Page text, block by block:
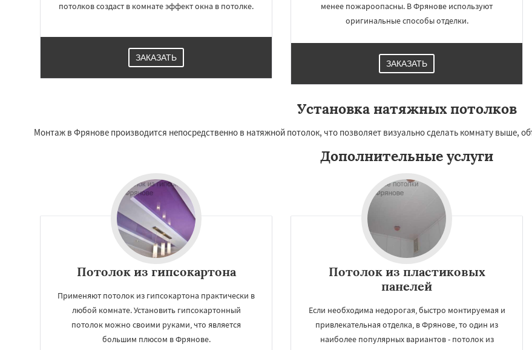
потолков создаст в комнате эффект окна в потолке.
ЗАКАЗАТЬ
менее пожароопасны. В Фрянове используют
оригинальные способы отделки.
ЗАКАЗАТЬ
Установка натяжных потолков
Монтаж в Фрянове производится непосредственно в натяжной потолок, что позволяет визуально сделать комнату выше,
Дополнительные услуги
Потолок из гипсокартона
Применяют потолок из гипсокартона практически в
любой комнате. Установить гипсокартонный
потолок можно своими руками, что является
большим плюсом в Фрянове.
Потолок из пластиковых
панелей
Если необходима недорогая, быстро монтируемая и
привлекательная отделка, в Фрянове, то один из
наиболее популярных вариантов - потолок из